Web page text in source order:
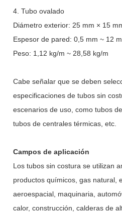
4. Tubo ovalado
Diámetro exterior: 25 mm × 15
Espesor de pared: 0,5 mm ~ 12
Peso: 1,12 kg/m ~ 28,58 kg/m
Cabe señalar que se deben
especificaciones de tubos sin
escenarios de uso, como tubos
tubos de centrales térmicas, etc.
Campos de aplicación
Los tubos sin costura se utilizan
productos químicos, gas natural,
aeroespacial, maquinaria,
calor, construcción, calderas de